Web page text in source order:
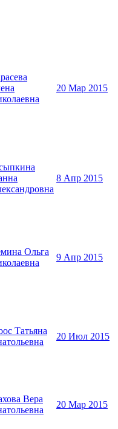
20 Мар 2015
8 Апр 2015
Ольга
9 Апр 2015
Татьяна
20 Июл 2015
Вера
20 Мар 2015